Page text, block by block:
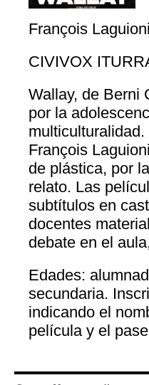
François
CIVIVOX
Wallay, de Berni
por la
multiculturalidad.
François
de plástica, por
relato. Las
subtítulos en
docentes
debate en el
Edades:
secundaria.
indicando el
película y el